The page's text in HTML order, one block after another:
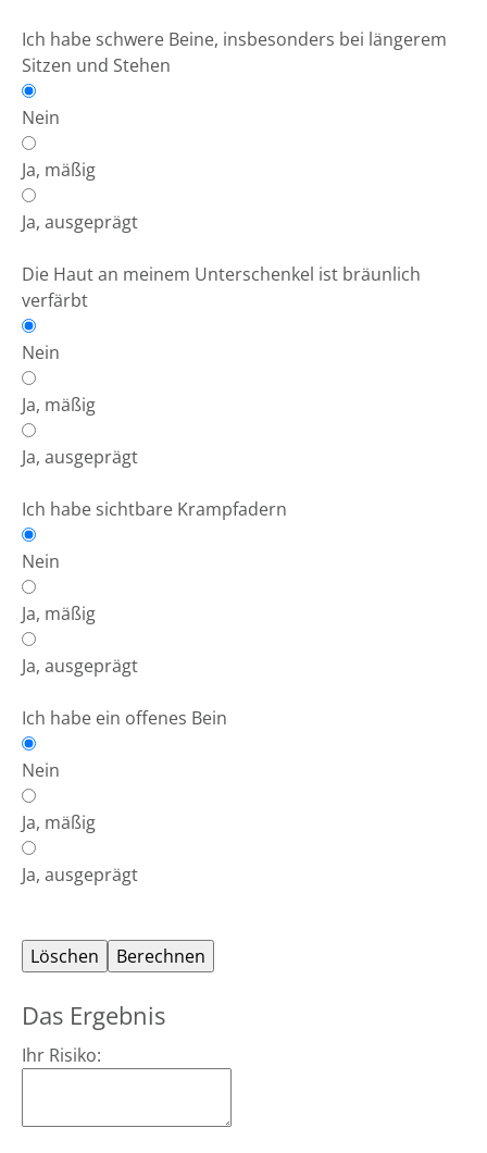
Ich habe schwere Beine, insbesonders bei längerem
Sitzen und Stehen
Nein
Ja, mäßig
Ja, ausgeprägt
Die Haut an meinem Unterschenkel ist bräunlich
verfärbt
Nein
Ja, mäßig
Ja, ausgeprägt
Ich habe sichtbare Krampfadern
Nein
Ja, mäßig
Ja, ausgeprägt
Ich habe ein offenes Bein
Nein
Ja, mäßig
Ja, ausgeprägt
Das Ergebnis
Ihr Risiko: